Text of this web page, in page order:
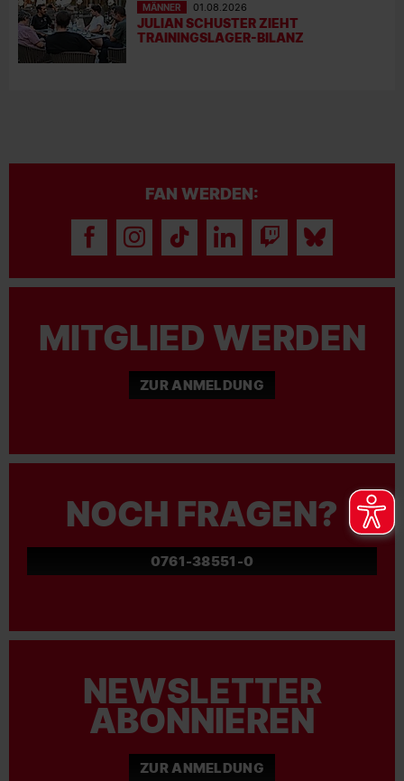
MÄNNER 01.08.2026
JULIAN SCHUSTER ZIEHT
TRAININGSLAGER-BILANZ
FAN WERDEN:
MITGLIED WERDEN
ZUR ANMELDUNG
NOCH FRAGEN?
0761-38551-0
NEWSLETTER
ABONNIEREN
ZUR ANMELDUNG